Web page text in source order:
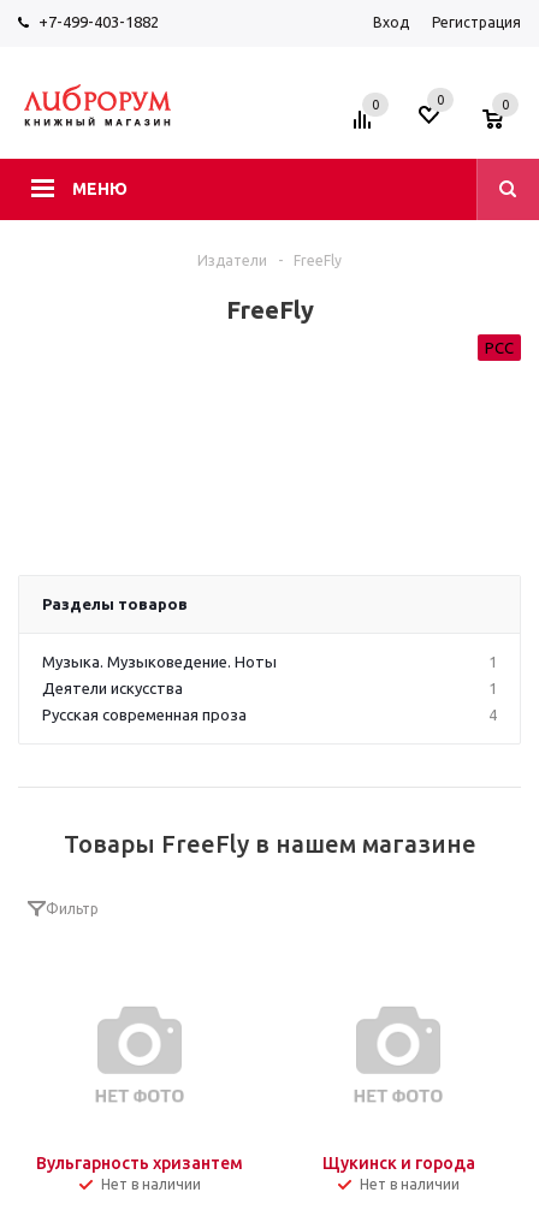
+7-499-403-1882 Вход Регистрация
МЕНЮ
0 0 0
Издатели - FreeFly
FreeFly
РСС
Разделы товаров
Музыка. Музыковедение. Ноты
1
Деятели искусства
1
Русская современная проза
4
Товары FreeFly в нашем магазине
Фильтр
Вульгарность хризантем
Нет в наличии
Щукинск и города
Нет в наличии